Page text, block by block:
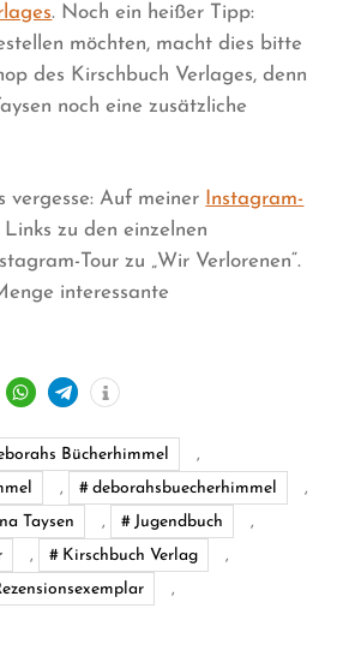
. Noch ein heißer Tipp:
möchten, macht dies bitte
des Kirschbuch Verlages, denn
noch eine zusätzliche
vergesse: Auf meiner
Instagram-
zu den einzelnen
Tour zu „Wir Verlorenen“.
interessante
Bücherhimmel
,
, deborahsbuecherhimmel
,
Taysen , Jugendbuch
,
, Kirschbuch Verlag
,
,